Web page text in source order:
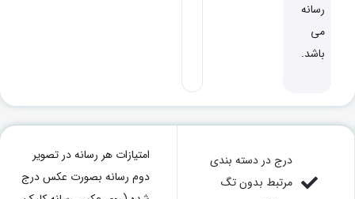
رسانه
می
باشد.
درج در دسته بندی
مرتبط بدون تگ
امتیازات هر رسانه در تصویر
دوم رسانه بصورت عکس درج